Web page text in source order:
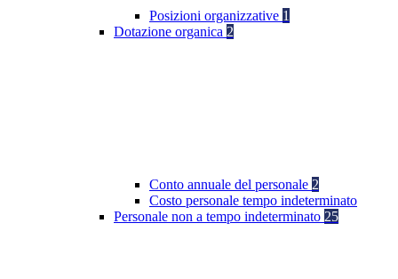
Posizioni organizzative 1
Dotazione organica 2
Conto annuale del personale 2
Costo personale tempo indeterminato
Personale non a tempo indeterminato 25